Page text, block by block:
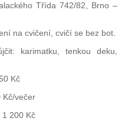
Třída 742/82, Brno –
na cvičení, cvičí se bez bot.
karimatku, tenkou deku,
Kč
Kč/večer
1 200 Kč